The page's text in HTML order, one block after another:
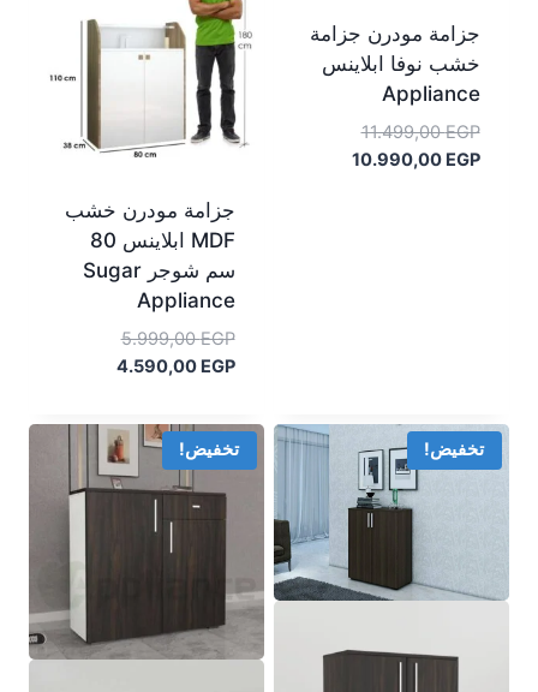
جزامة مودرن جزامة
خشب نوفا ابلاينس
Appliance
11.499,00EGP
السعر
الأصلي10.990,00 EGP
السعر
جزامة مودرن خشب
MDF ابلاينس 80
سم شوجر Sugar
Appliance
5.999,00EGP
السعر
الأصلي
5.999,00 EGP.
4.590,00 EGP
السعر
هو:
4.590,00 EGP.
تخفيض! تخفيض!